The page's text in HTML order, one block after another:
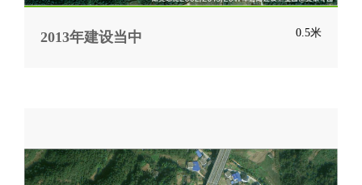
2013年建设当中 0.5米